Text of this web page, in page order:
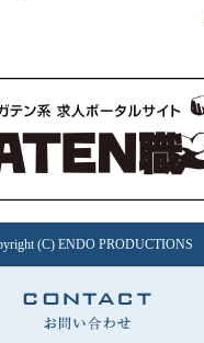
(C) ENDO PRODUCTIONS